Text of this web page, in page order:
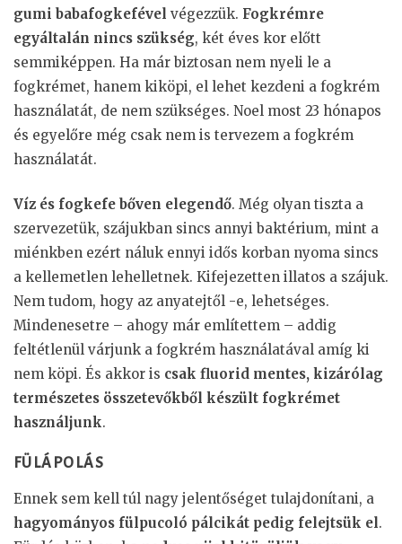
gumi babafogkefével végezzük. Fogkrémre
egyáltalán nincs szükség, két éves kor előtt
semmiképpen. Ha már biztosan nem nyeli le a
fogkrémet, hanem kiköpi, el lehet kezdeni a fogkrém
használatát, de nem szükséges. Noel most 23 hónapos
és egyelőre még csak nem is tervezem a fogkrém
használatát.
Víz és fogkefe bőven elegendő. Még olyan tiszta a
szervezetük, szájukban sincs annyi baktérium, mint a
miénkben ezért náluk ennyi idős korban nyoma sincs
a kellemetlen lehelletnek. Kifejezetten illatos a szájuk.
Nem tudom, hogy az anyatejtől -e, lehetséges.
Mindenesetre – ahogy már említettem – addig
feltétlenül várjunk a fogkrém használatával amíg ki
nem köpi. És akkor is csak fluorid mentes, kizárólag
természetes összetevőkből készült fogkrémet
használjunk.
FÜLÁPOLÁS
Ennek sem kell túl nagy jelentőséget tulajdonítani, a
hagyományos fülpucoló pálcikát pedig felejtsük el.